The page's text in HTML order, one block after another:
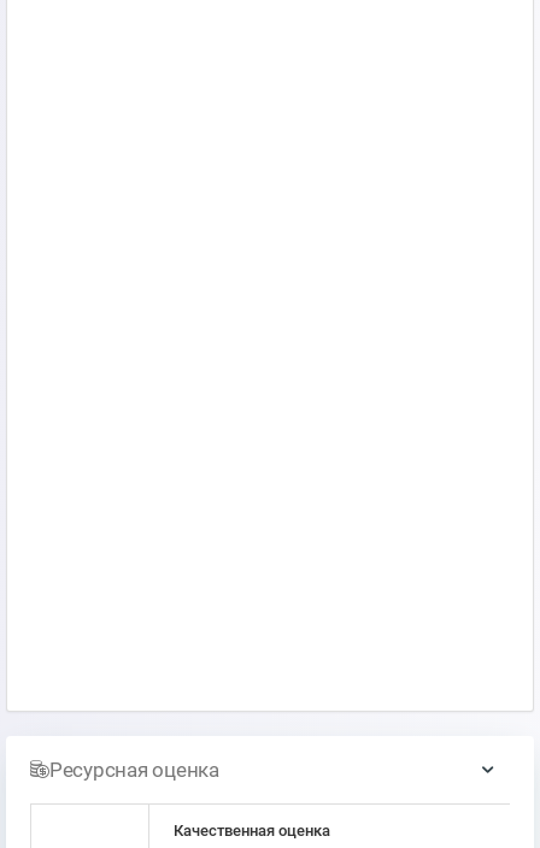
Ресурсная оценка
Качественная оценка